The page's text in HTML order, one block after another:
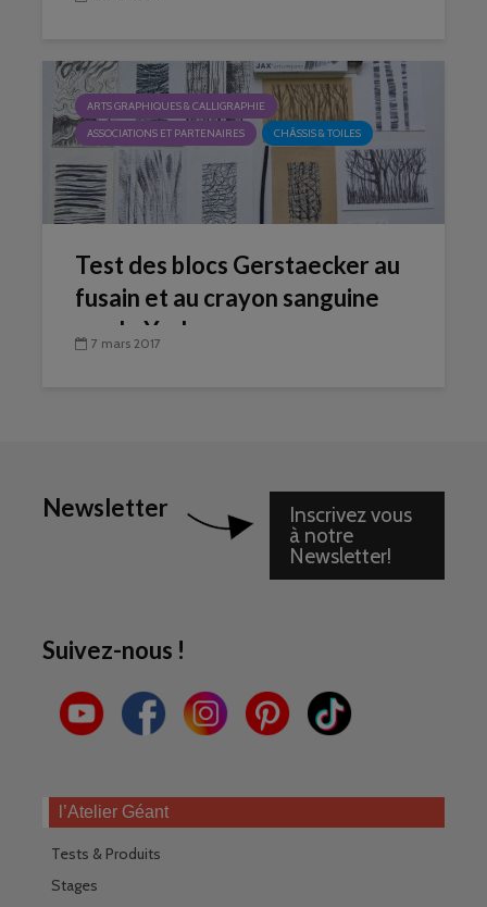
ARTS GRAPHIQUES & CALLIGRAPHIE
ASSOCIATIONS ET PARTENAIRES
CHÂSSIS & TOILES
Test des blocs Gerstaecker au
fusain et au crayon sanguine
par Jo York
7 mars 2017
Newsletter
Inscrivez vous
à notre
Newsletter!
Suivez-nous !
l’Atelier Géant
Tests & Produits
Stages